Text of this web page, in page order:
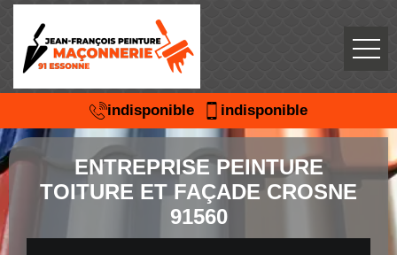
indisponible indisponible
ENTREPRISE PEINTURE
TOITURE ET FAÇADE CROSNE
91560